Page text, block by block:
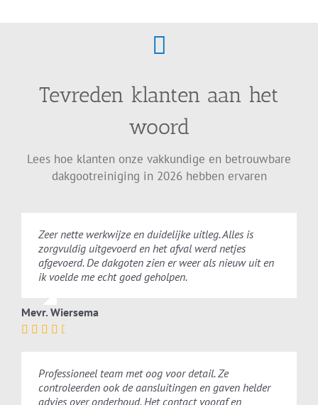
Tevreden klanten aan het
woord
Lees hoe klanten onze vakkundige en betrouwbare
dakgootreiniging in 2026 hebben ervaren
Zeer nette werkwijze en duidelijke uitleg. Alles is
zorgvuldig uitgevoerd en het afval werd netjes
afgevoerd. De dakgoten zien er weer als nieuw uit en
ik voelde me echt goed geholpen.
Mevr. Wiersema
Professioneel team met oog voor detail. Ze
controleerden ook de aansluitingen en gaven helder
advies over onderhoud. Het contact vooraf en